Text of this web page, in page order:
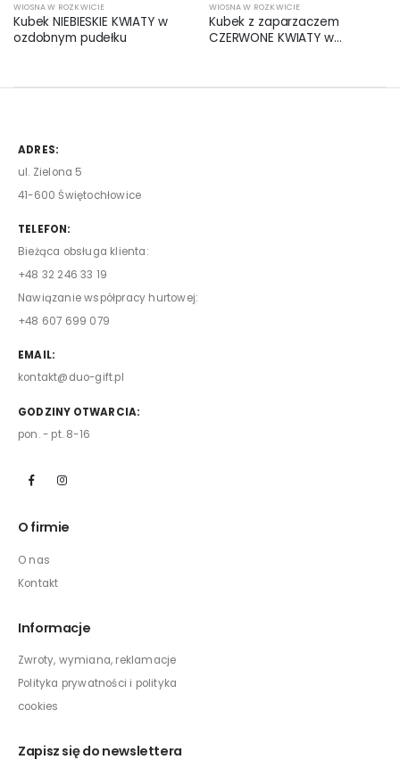
WIOSNA W ROZKWICIE
Kubek NIEBIESKIE KWIATY w
ozdobnym pudełku
WIOSNA W ROZKWICIE
Kubek z zaparzaczem
CZERWONE KWIATY w
ADRES:
ul. Zielona 5
41-600 Świętochłowice
TELEFON:
Bieżąca obsługa klienta:
+48 32 246 33 19
Nawiązanie współpracy hurtowej:
+48 607 699 079
EMAIL:
kontakt@duo-gift.pl
GODZINY OTWARCIA:
pon. - pt. 8-16
O firmie
O nas
Kontakt
Informacje
Zwroty, wymiana, reklamacje
Polityka prywatności i polityka
cookies
Zapisz się do newslettera